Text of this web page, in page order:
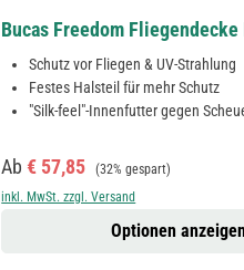
Bucas Freedom
Schutz vor Fliegen & UV-Strahlung
Festes Halsteil für mehr Schutz
"Silk-feel"-Innenfutter gegen
Verkaufspreis:
Ab € 57,85 Regulärer Preis:
(32% gespart)
inkl. MwSt. zzgl. Versand
Optionen anzeigen